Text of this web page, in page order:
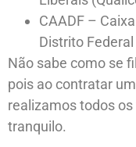
CAADF –
Distrito Federal
Não sabe como se
pois ao contratar
realizamos todos
tranquilo.